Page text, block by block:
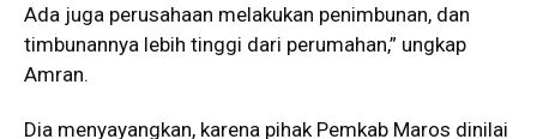
Ada juga perusahaan melakukan penimbunan, dan
timbunannya lebih tinggi dari perumahan,” ungkap
Amran.
Dia menyayangkan, karena pihak Pemkab Maros dinilai